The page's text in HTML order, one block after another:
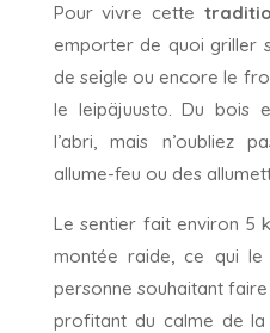
Pour vivre cette
emporter de quoi griller
de seigle ou encore le
le leipäjuusto. Du bois
l’abri, mais n’oubliez
allume-feu ou des
Le sentier fait environ 5
montée raide, ce qui
personne souhaitant
profitant du calme de la